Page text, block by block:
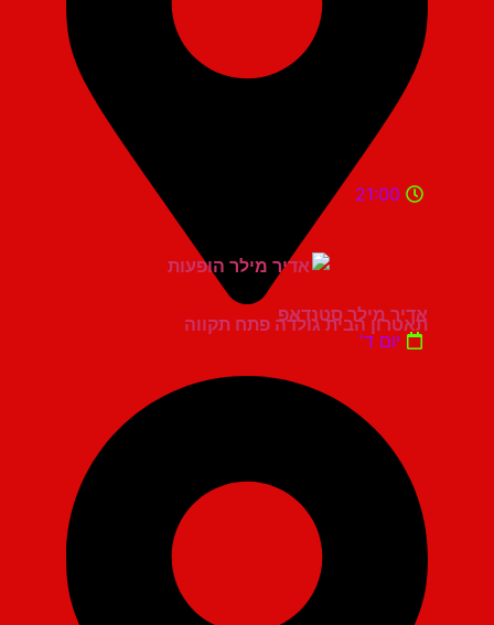
תאטרון הבית גולדה פתח תקווה
21:00
אדיר מילר סטנדאפ
יום ד'